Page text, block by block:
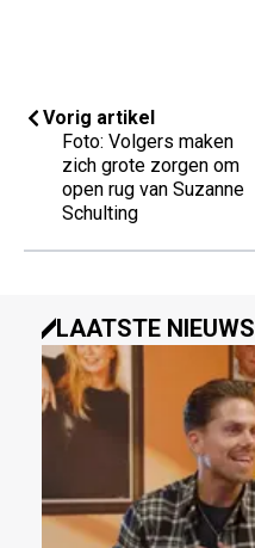
Vorig artikel
Foto: Volgers maken
zich grote zorgen om
open rug van Suzanne
Schulting
LAATSTE NIEUWS